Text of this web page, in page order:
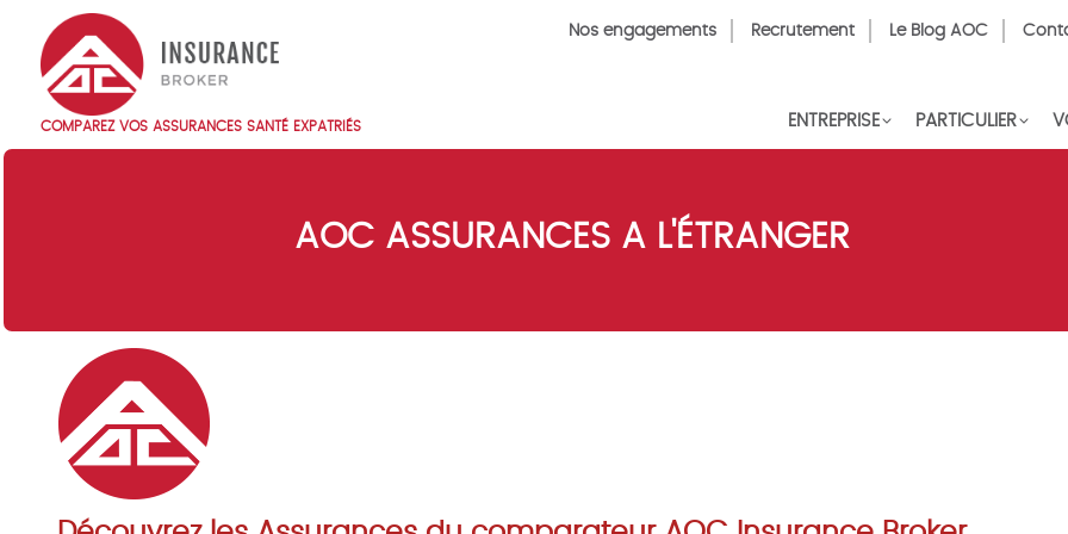
main
content
Top
Nos engagements Recrutement Le Blog AOC
COMPAREZ VOS ASSURANCES SANTÉ EXPATRIÉS
Main
ENTREPRISE PARTICULIER
AOC ASSURANCES A L'ÉTRANGER